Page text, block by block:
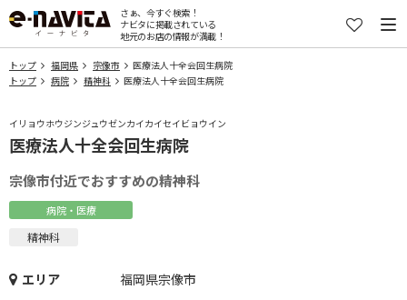
さぁ、今すぐ検索！
ナビタに掲載されている
地元のお店の情報が満載！
トップ 福岡県 宗像市
医療法人十全会回生病院
トップ
病院 精神科 医療法人十全会回生病院
イリョウホウジンジュウゼンカイカイセイビョウイン
医療法人十全会回生病院
宗像市付近でおすすめの精神科
病院・医療
精神科
エリア 福岡県宗像市